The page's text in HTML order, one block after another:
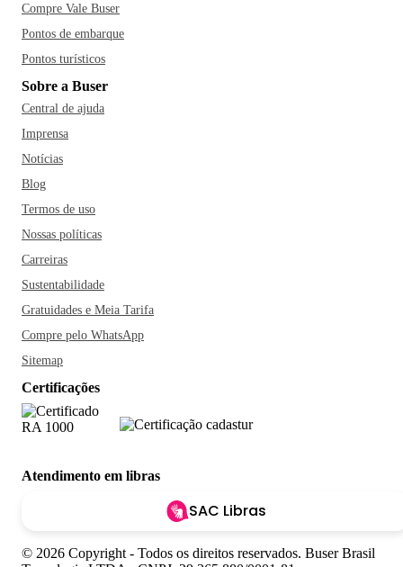
Compre Vale Buser
Pontos de embarque
Pontos turísticos
Sobre a Buser
Central de ajuda
Imprensa
Notícias
Blog
Termos de uso
Nossas políticas
Carreiras
Sustentabilidade
Gratuidades e Meia Tarifa
Compre pelo WhatsApp
Sitemap
Certificações
Atendimento em libras
SAC Libras
© 2026 Copyright - Todos os direitos reservados. Buser Brasil